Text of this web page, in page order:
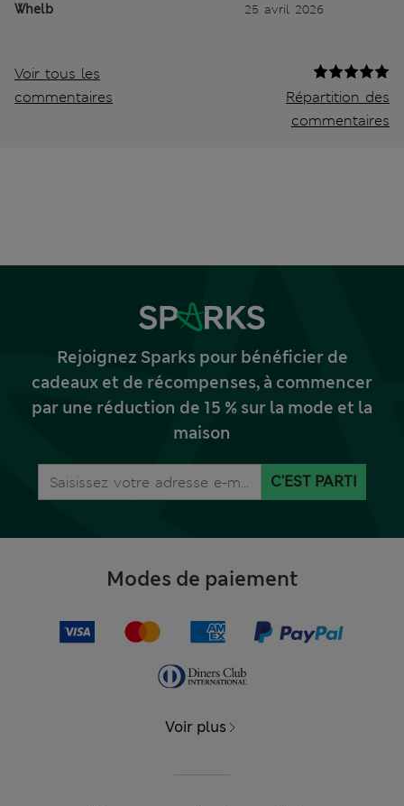
Whelb 25 avril 2026
Voir tous les
commentaires
Répartition des
commentaires
Rejoignez Sparks pour bénéficier de
cadeaux et de récompenses, à commencer
par une réduction de 15 % sur la mode et la
maison
C'EST PARTI
Modes de paiement
Voir plus